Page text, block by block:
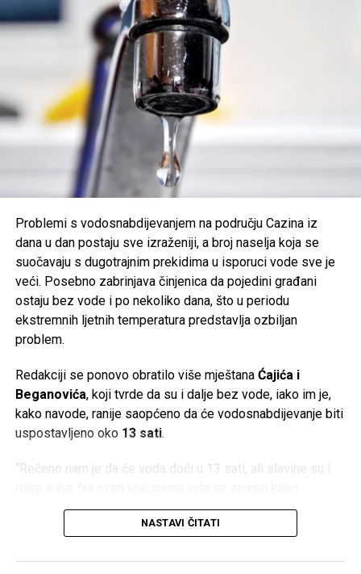
možemo doprinijeti da i korisnici koji se nalaze na
najugroženijim dijelovima vodovodne mreže dobiju
dovoljne količine vode za piće i osnovne životne potrebe.
Zahvaljujemo svim korisnicima na razumijevanju, strpljenju i
saradnji.
Share Post
Share
Tweet
Mail
Problemi s vodosnabdijevanjem na području Cazina iz
dana u dan postaju sve izraženiji, a broj naselja koja se
suočavaju s dugotrajnim prekidima u isporuci vode sve je
veći. Posebno zabrinjava činjenica da pojedini građani
ostaju bez vode i po nekoliko dana, što u periodu
ekstremnih ljetnih temperatura predstavlja ozbiljan
problem.
Redakciji se ponovo obratilo više mještana Ćajića i
Beganovića, koji tvrde da su i dalje bez vode, iako im je,
kako navode, ranije saopćeno da će vodosnabdijevanje biti
uspostavljeno oko 13 sati.
“Rečeno nam je da će voda doći u 13 sati, ali slavine su i
organizovati osnovne potrebe u domaćinstvu”, navodi
Temperature koje ovih dana prelaze40 stepeni Celzijusa
NASTAVI ČITATI